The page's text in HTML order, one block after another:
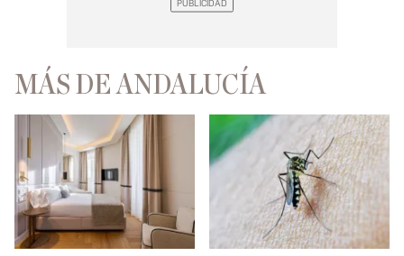
MÁS DE ANDALUCÍA